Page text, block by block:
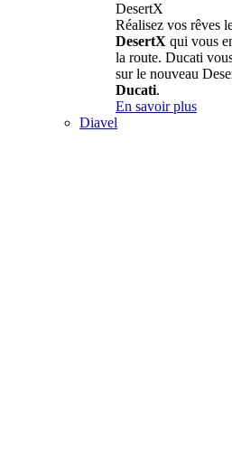
DesertX
Réalisez vos rêves
DesertX qui vous
la route. Ducati
sur le nouveau
Ducati.
En savoir plus
Diavel